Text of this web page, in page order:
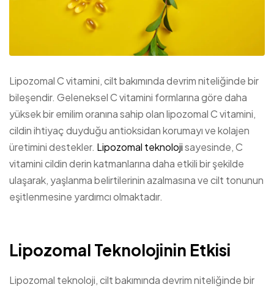
Lipozomal C vitamini, cilt bakımında devrim niteliğinde bir
bileşendir. Geleneksel C vitamini formlarına göre daha
yüksek bir emilim oranına sahip olan lipozomal C vitamini,
cildin ihtiyaç duyduğu antioksidan korumayı ve kolajen
üretimini destekler. Lipozomal teknolojisayesinde, C
vitamini cildin derin katmanlarına daha etkili bir şekilde
ulaşarak, yaşlanma belirtilerinin azalmasına ve cilt tonunun
eşitlenmesine yardımcı olmaktadır.
Lipozomal Teknolojinin Etkisi
Lipozomal teknoloji, cilt bakımında devrim niteliğinde bir